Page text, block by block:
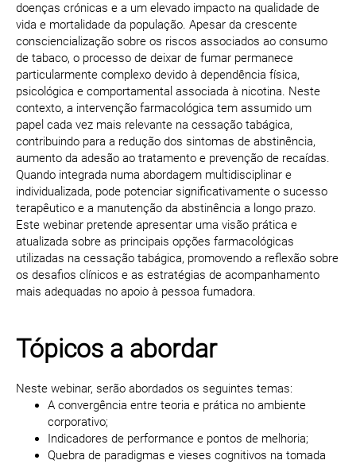
doenças crónicas e a um elevado impacto na qualidade de
vida e mortalidade da população. Apesar da crescente
consciencialização sobre os riscos associados ao consumo
de tabaco, o processo de deixar de fumar permanece
particularmente complexo devido à dependência física,
psicológica e comportamental associada à nicotina. Neste
contexto, a intervenção farmacológica tem assumido um
papel cada vez mais relevante na cessação tabágica,
contribuindo para a redução dos sintomas de abstinência,
aumento da adesão ao tratamento e prevenção de recaídas.
Quando integrada numa abordagem multidisciplinar e
individualizada, pode potenciar significativamente o sucesso
terapêutico e a manutenção da abstinência a longo prazo.
Este webinar pretende apresentar uma visão prática e
atualizada sobre as principais opções farmacológicas
utilizadas na cessação tabágica, promovendo a reflexão sobre
os desafios clínicos e as estratégias de acompanhamento
mais adequadas no apoio à pessoa fumadora.
Tópicos a abordar
Neste webinar, serão abordados os seguintes temas:
A convergência entre teoria e prática no ambiente
corporativo;
Indicadores de performance e pontos de melhoria;
Quebra de paradigmas e vieses cognitivos na tomada